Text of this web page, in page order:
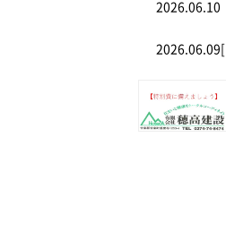
2026.06.10
2026.06.09